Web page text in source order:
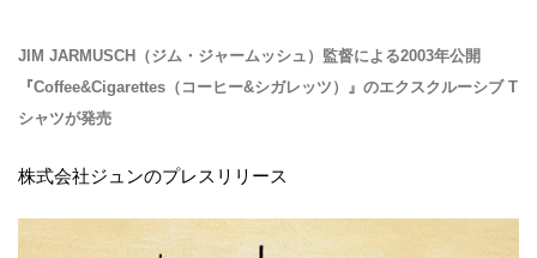
JIM JARMUSCH（ジム・ジャームッシュ）監督による2003年公開
『Coffee&Cigarettes（コーヒー&シガレッツ）』のエクスクルーシブ T
シャツが発売
株式会社ジュンのプレスリリース